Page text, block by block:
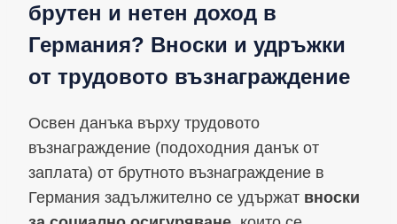
брутен и нетен доход в
Германия? Вноски и удръжки
от трудовото възнаграждение
Освен данъка върху трудовото
възнаграждение (подоходния данък от
заплата) от брутното възнаграждение в
Германия задължително се удържат вноски